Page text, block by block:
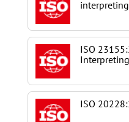
ISO
Interpreting
ISO